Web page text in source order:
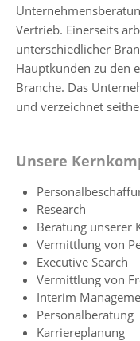
Vertrieb. Einerseits
unterschiedlicher
Hauptkunden zu den
Branche. Das
und verzeichnet
Unsere
Research
Beratung unserer
Vermittlung von
Executive Search
Vermittlung von
Interim
Personalberatung
Karriereplanung